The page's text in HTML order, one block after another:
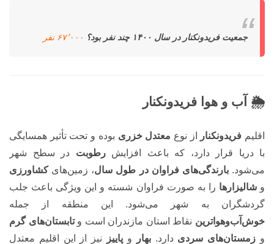
جمعیت فریدونکنار در سال ۱۴۰۰ چند نفر بود؟ ۶۷٬۰۰۰ نفر
🌦️ آب و هوا فریدونکنار
اقلیم فریدونکنار از نوع معتدل خزری بوده و تحت تأثیر همسایگی
با دریا قرار دارد، که باعث افزایشرطوبت در سطح شهر
می‌شود.بارندگی‌های فراوان در طول سال، زمین‌هایکشاورزی
وشالیزارها را به صورت فراوان شسته و این ویژگی باعث جلب
گردشگران به شهر می‌شود. این منطقه از جمله
خوش‌آب‌و‌هواترین نقاط استان مازندران است وتابستان‌های گرم
و زمستان‌های سردی دارد.بهار و پاییز
نیز از این اقلیم معتدل